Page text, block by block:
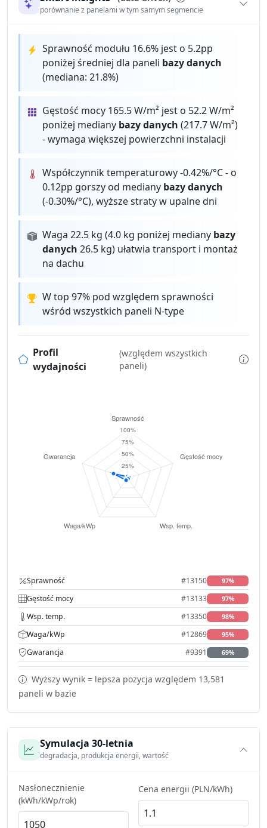
porównanie z panelami w tym samym segmencie
Sprawność modułu 16.6% jest o 5.2pp
poniżej średniej dla paneli bazy danych
(mediana: 21.8%)
Gęstość mocy 165.5 W/m² jest o 52.2 W/m²
poniżej mediany bazy danych (217.7 W/m²)
- wymaga większej powierzchni instalacji
Współczynnik temperaturowy -0.42%/°C - o
0.12pp gorszy od mediany bazy danych
(-0.30%/°C), wyższe straty w upalne dni
Waga 22.5 kg (4.0 kg poniżej mediany bazy
danych 26.5 kg) ułatwia transport i montaż
na dachu
W top 97% pod względem sprawności
wśród wszystkich paneli N-type
Profil
wydajności
(względem wszystkich
paneli)
Sprawność #13150 97%
Gęstość mocy #13133 97%
Wsp. temp. #13350 98%
Waga/kWp #12869 95%
Gwarancja #9391 69%
Wyższy wynik = lepsza pozycja względem 13,581
paneli w bazie
Symulacja 30-letnia
degradacja, produkcja energii, wartość
Nasłonecznienie
(kWh/kWp/rok)
Cena energii (PLN/kWh)